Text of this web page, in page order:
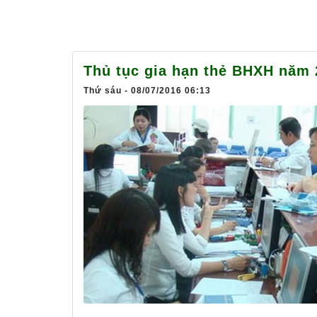
Thủ tục gia hạn thẻ BHXH năm
Thứ sáu - 08/07/2016 06:13